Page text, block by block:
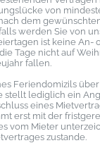
von
dem
werden Sie von
ist keine An-
Tage nicht auf
fallen.
Feriendomizils
stellt lediglich ein
eines
erst mit der
vom Mieter
zustande.